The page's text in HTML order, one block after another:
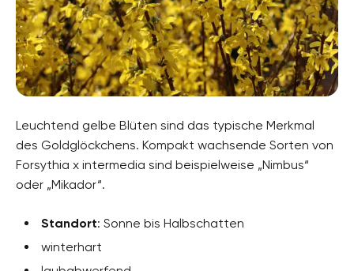
Leuchtend gelbe Blüten sind das typische Merkmal
des Goldglöckchens. Kompakt wachsende Sorten von
Forsythia x intermedia sind beispielweise „Nimbus“
oder „Mikador“.
Standort: Sonne bis Halbschatten
winterhart